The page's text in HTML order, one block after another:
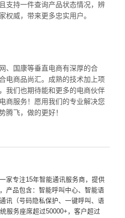
支持一件查询产品状态情况，辨
权威，带来更多忠实用户。
、国康等垂直电商有深厚的合
电商品尚汇。成熟的技术加上项
我们也期待能和更多的电商伙伴
商服务！愿用我们的专业解决您
腾飞，做的更好！
家专注15年智能通讯服务商，提供
产品包含：智能呼叫中心、智能语
讯（号码隐私保护、一键呼叫、语
服务座席超过50000+，客户超过